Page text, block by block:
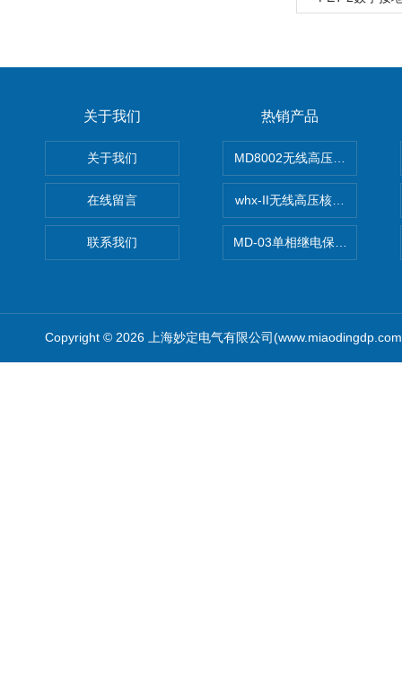
关于我们
关于我们
在线留言
联系我们
热销产品
MD8002无线高压核相仪
whx-II无线高压核相仪
MD-03单相继电保护测试仪价
Copyright © 2026 上海妙定电气有限公司